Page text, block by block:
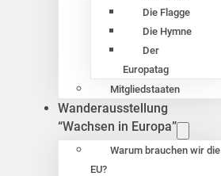
Die Flagge
Die Hymne
Der
Europatag
Mitgliedstaaten
Wanderausstellung
“Wachsen in Europa”
Warum brauchen wir die
EU?